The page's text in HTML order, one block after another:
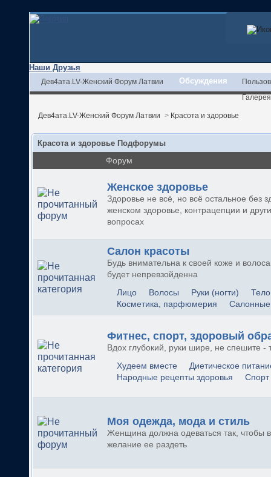
Наши Друзья
Дев4ата.LV-Женский Форум Латвии Обсуждения
Галерея
Дев4ата.LV-Женский Форум Латвии > Красота и здоровье
Красота и здоровье Подфорумы
Форум
Женское здоровье
Здоровье не всё, но всё остальное без
женском здоровье, контрацепции и
вопросах
Салон красоты
Будь внимательна к своей коже и
будет непревзойденна
Лицо Волосы Руки (ногти)
Тело
Косметика, парфюмерия
Фитнес, спорт, здоровый
Вдох глубокий, руки шире, не спешите -
Худеем вместе
Диетическое
Народные рецепты здоровья
Спорт
Моя одежда, мода и стиль
Женщина должна одеваться так, чтобы
желание ее раздеть